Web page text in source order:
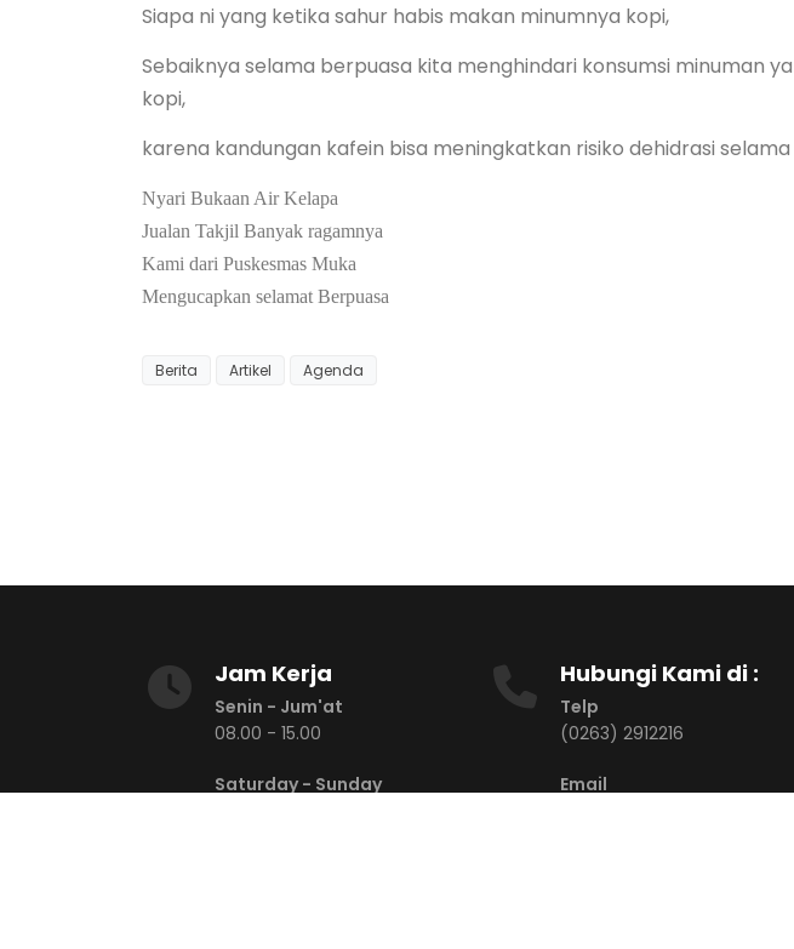
Siapa ni yang ketika sahur habis makan minumnya kopi,
Sebaiknya selama berpuasa kita menghindari konsumsi minuman
kopi,
karena kandungan kafein bisa meningkatkan risiko dehidrasi
Nyari Bukaan Air Kelapa
Jualan Takjil Banyak ragamnya
Kami dari Puskesmas Muka
Mengucapkan selamat Berpuasa
Berita Artikel Agenda
Jam Kerja
Senin - Jum'at
08.00 - 15.00
Saturday - Sunday
Hubungi Kami di :
Telp
(0263) 2912216
Email